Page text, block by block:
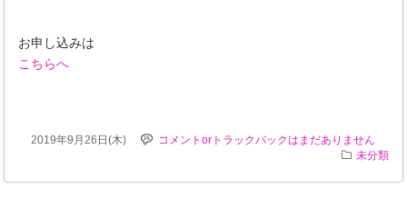
お申し込みは
こちらへ
2019年9月26日(木)
コメントorトラックバックはまだありません
未分類